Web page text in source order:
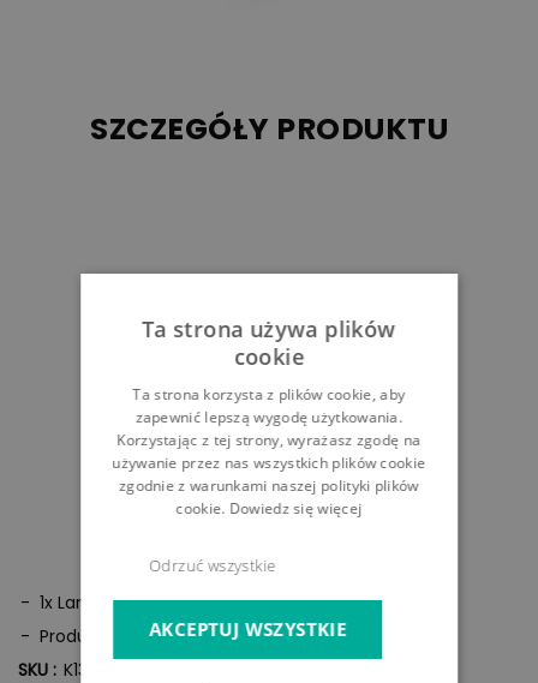
SZCZEGÓŁY PRODUKTU
1x Lampion LED
Produkt podobny do wizualizacji
SKU : K13843
Ta strona używa plików
cookie
Ta strona korzysta z plików cookie, aby
zapewnić lepszą wygodę użytkowania.
Korzystając z tej strony, wyrażasz zgodę na
używanie przez nas wszystkich plików cookie
zgodnie z warunkami naszej polityki plików
cookie. Dowiedz się więcej
AKCEPTUJ WSZYSTKIE
Odrzuć wszystkie